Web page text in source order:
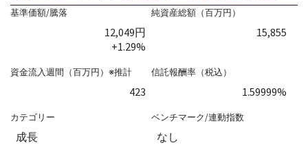
基準価額/騰落
12,049円
+1.29%
純資産総額（百万円）
15,855
資金流入週間（百万円）※推計
423
信託報酬率（税込）
1.59999%
カテゴリー
成長
ベンチマーク/連動指数
なし